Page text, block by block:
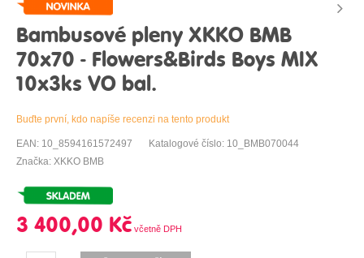
Bambusové pleny XKKO BMB
70x70 - Flowers&Birds Boys MIX
10x3ks VO bal.
Buďte první, kdo napíše recenzi na tento produkt
EAN: 10_8594161572497
Katalogové číslo: 10_BMB070044
Značka: XKKO BMB
3 400,00 Kč